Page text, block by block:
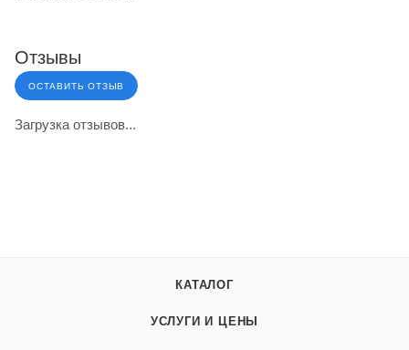
Отзывы
ОСТАВИТЬ ОТЗЫВ
Загрузка отзывов...
КАТАЛОГ
УСЛУГИ И ЦЕНЫ